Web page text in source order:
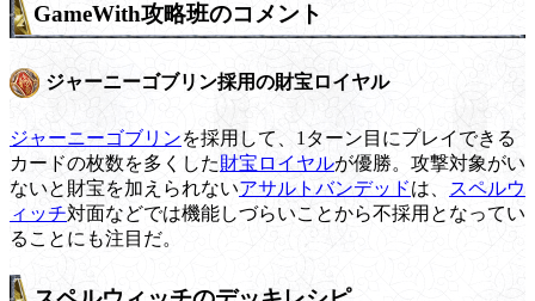
GameWith攻略班のコメント
ジャーニーゴブリン採用の財宝ロイヤル
ジャーニーゴブリンを採用して、1ターン目にプレイできる
カードの枚数を多くした財宝ロイヤルが優勝。攻撃対象がい
ないと財宝を加えられないアサルトバンデッドは、
スペルウ
ィッチ対面などでは機能しづらいことから不採用となってい
ることにも注目だ。